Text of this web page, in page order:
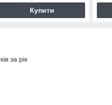
Купити
за рік